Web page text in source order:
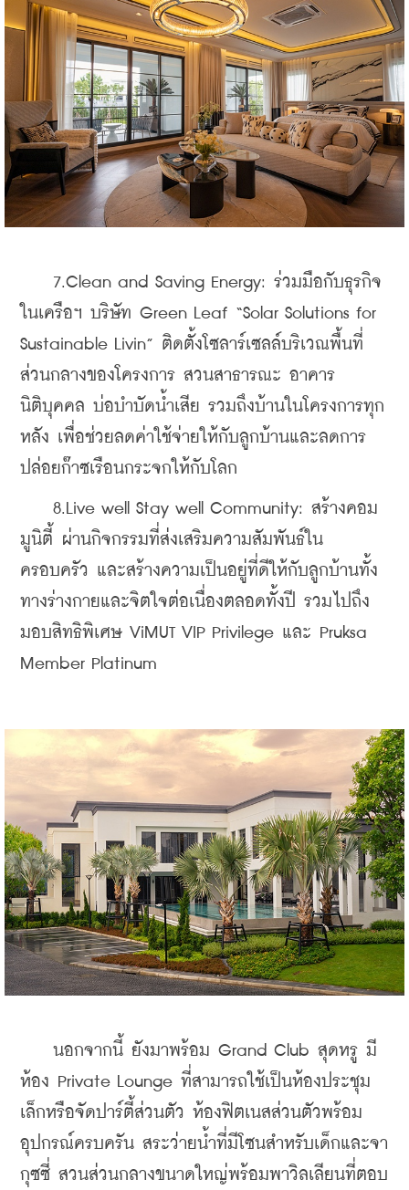
7.Clean and Saving Energy: ร่วมมือกับธุรกิจ
ในเครือฯ บริษัท Green Leaf “Solar Solutions for
Sustainable Livin” ติดตั้งโซลาร์เซลล์บริเวณพื้นที่
ส่วนกลางของโครงการ สวนสาธารณะ อาคาร
นิติบุคคล บ่อบำบัดน้ำเสีย รวมถึงบ้านในโครงการทุก
หลัง เพื่อช่วยลดค่าใช้จ่ายให้กับลูกบ้านและลดการ
ปล่อยก๊าซเรือนกระจกให้กับโลก
8.Live well Stay well Community: สร้างคอม
มูนิตี้ ผ่านกิจกรรมที่ส่งเสริมความสัมพันธ์ใน
ครอบครัว และสร้างความเป็นอยู่ที่ดีให้กับลูกบ้านทั้ง
ทางร่างกายและจิตใจต่อเนื่องตลอดทั้งปี รวมไปถึง
มอบสิทธิพิเศษ ViMUT VIP Privilege และ Pruksa
Member Platinum
นอกจากนี้ ยังมาพร้อม Grand Club สุดหรู มี
ห้อง Private Lounge ที่สามารถใช้เป็นห้องประชุม
เล็กหรือจัดปาร์ตี้ส่วนตัว ห้องฟิตเนสส่วนตัวพร้อม
อุปกรณ์ครบครัน สระว่ายน้ำที่มีโซนสำหรับเด็กและจา
กุซซี่ สวนส่วนกลางขนาดใหญ่พร้อมพาวิลเลียนที่ตอบ